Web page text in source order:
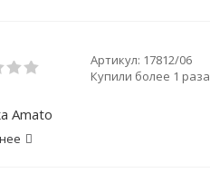
Артикул: 17812/06
Купили более 1 раза
Amato